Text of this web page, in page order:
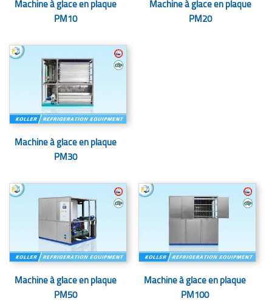
Machine à glace en plaque
PM10
Machine à glace en plaque
PM20
Machine à glace en plaque
PM30
Machine à glace en plaque
PM50
Machine à glace en plaque
PM100